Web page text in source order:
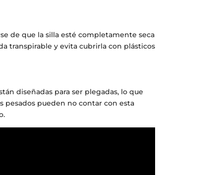
de que la silla esté completamente seca
transpirable y evita cubrirla con plásticos
diseñadas para ser plegadas, lo que
pesados pueden no contar con esta